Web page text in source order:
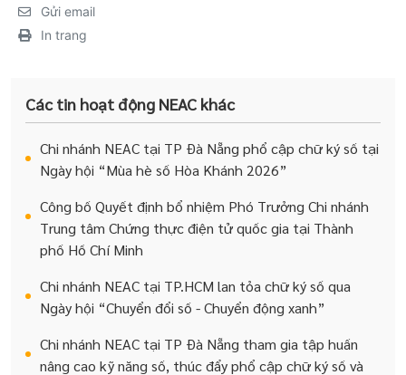
Gửi email
In trang
Các tin hoạt động NEAC khác
Chi nhánh NEAC tại TP Đà Nẵng phổ cập chữ ký số tại
Ngày hội “Mùa hè số Hòa Khánh 2026”
Công bố Quyết định bổ nhiệm Phó Trưởng Chi nhánh
Trung tâm Chứng thực điện tử quốc gia tại Thành
phố Hồ Chí Minh
Chi nhánh NEAC tại TP.HCM lan tỏa chữ ký số qua
Ngày hội “Chuyển đổi số - Chuyển động xanh”
Chi nhánh NEAC tại TP Đà Nẵng tham gia tập huấn
nâng cao kỹ năng số, thúc đẩy phổ cập chữ ký số và